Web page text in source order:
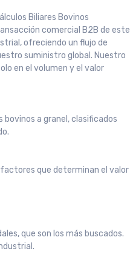
Biliares Bovinos
comercial B2B de este
ofreciendo un flujo de
suministro global. Nuestro
en el volumen y el valor
a granel, clasificados
factores que determinan el valor
que son los más buscados.